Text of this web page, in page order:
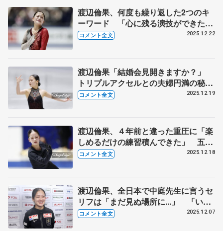
渡辺倫果、何度も繰り返した2つのキ
ーワード 「心に残る演技ができたと
確信している。まだまだ、やるべきな
コメント全文 2025.12.22
渡辺倫果「結婚会見開きますか？」
トリプルアクセルとの夫婦円満の秘訣
は【全日本フィギュア女子SP】
コメント全文 2025.12.19
渡辺倫果、４年前と違った重圧に「楽
しめるだけの練習積んできた」 五輪
へ20年のスケート人生懸ける覚悟【全
コメント全文 2025.12.18
渡辺倫果、全日本で中庭先生に言うセ
リフは「まだ見ぬ場所に...」 「いな
ければ強くなれなかった。自分を洗脳
コメント全文 2025.12.07